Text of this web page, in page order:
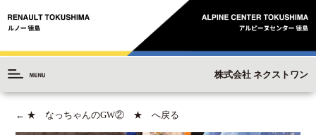
株式会社 ネクストワン
← ★ なっちゃんのGW② ★ へ戻る